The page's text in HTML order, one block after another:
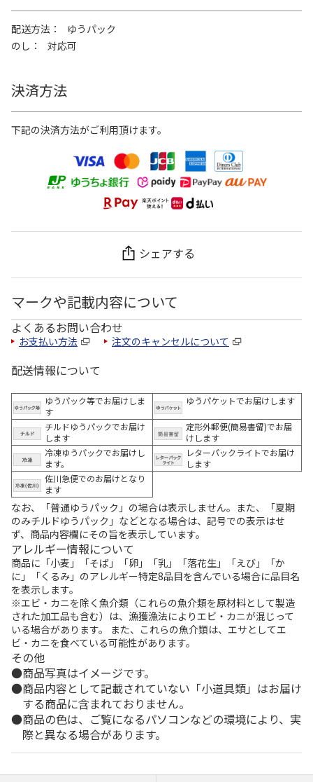
配送方法
ゆうパック
のし
対応可
決済方法
下記の決済方法がご利用頂けます。
シェアする
マークや記載内容について
よくあるお問い合わせ
お支払い方法 注文のキャンセルについて
配送情報について
ゆうパック等でお届けしま
す
ゆうパケットでお届けします
チルドゆうパックでお届け
します
定形外郵便(簡易書留)でお届
けします
冷凍ゆうパックでお届けし
ます。
レターパックライトでお届け
します
佐川急便でのお届けとなり
ます
なお、「普通ゆうパック」の場合は表示しません。また、「夏期
のみチルドゆうパック」などとなる場合は、記号での表示はせ
ず、商品内容欄にその旨を表示しています。
アレルギー情報について
商品に「小麦」「そば」「卵」「乳」「落花生」「えび」「か
に」「くるみ」のアレルギー特定8品目を含んでいる場合に品目名
を表示します。
※エビ・カニを除く魚介類（これらの魚介類を原材料として製造
された加工品も含む）は、漁獲漁法によりエビ・カニが混じって
いる場合があります。 また、これらの魚介類は、エサとしてエ
ビ・カニを食べている可能性があります。
その他
商品写真はイメージです。
商品内容として記載されていない「小道具類」はお届け
する商品に含まれておりません。
商品の色は、ご覧になるパソコンなどの環境により、実
際と異なる場合があります。